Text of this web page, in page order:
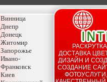
Винница
Днепр
Донецк
Житомир
Запорожье
Ивано-
Франковск
Киев
ДОСТАВКА
ДИЗАЙН И
СОЗДАНИЕ